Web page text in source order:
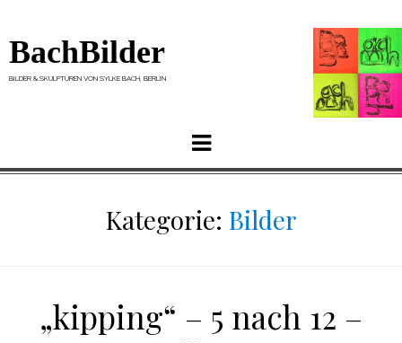
BachBilder
BILDER & SKULPTUREN VON SYLKE BACH, BERLIN
Menu
Kategorie: Bilder
„kipping“ – 5 nach 12 –